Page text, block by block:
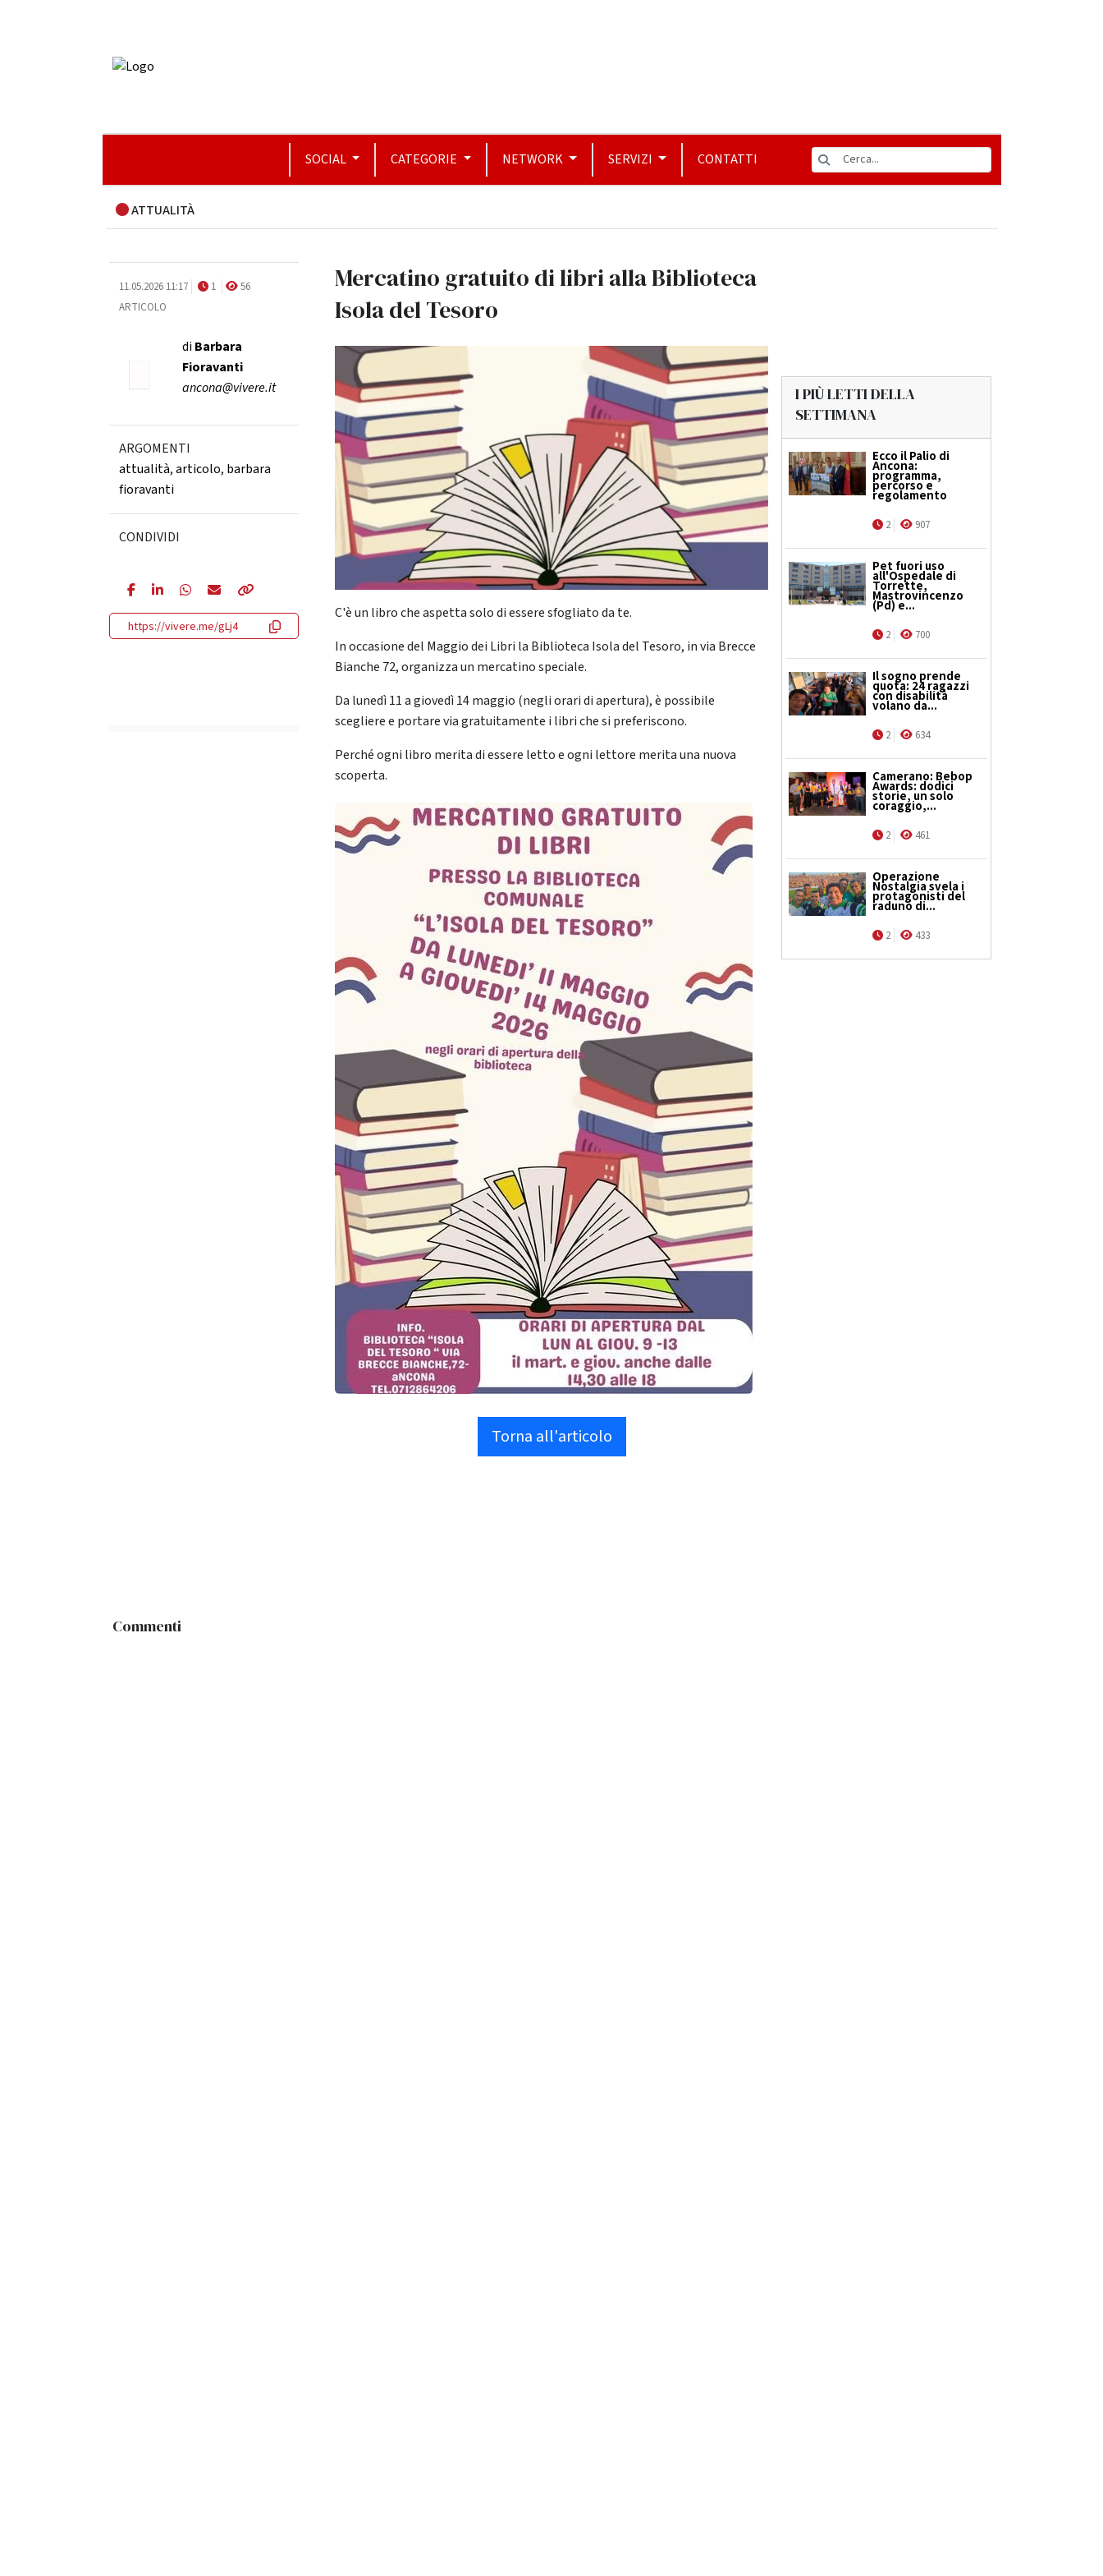
SOCIAL CATEGORIE NETWORK SERVIZI CONTATTI
ATTUALITÀ
11.05.2026 11:17 1
56
ARTICOLO
diBarbara
Fioravanti
ancona@vivere.it
ARGOMENTI
attualità,articolo, barbara
fioravanti
CONDIVIDI
https://vivere.me/gLj4
Mercatino gratuito di libri alla Biblioteca
Isola del Tesoro
C'è un libro che aspetta solo di essere sfogliato da te.
In occasione del Maggio dei Libri la Biblioteca Isola del Tesoro, in via Brecce
Bianche 72, organizza un mercatino speciale.
Da lunedì 11 a giovedì 14 maggio (negli orari di apertura), è possibile
scegliere e portare via gratuitamente i libri che si preferiscono.
Perché ogni libro merita di essere letto e ogni lettore merita una nuova
scoperta.
Torna all'articolo
I PIÙ LETTI DELLA
SETTIMANA
Ecco il Palio di
Ancona:
programma,
percorso e
regolamento
2 907
Pet fuori uso
all'Ospedale di
Torrette,
Mastrovincenzo
(Pd) e...
2 700
Il sogno prende
quota: 24 ragazzi
con disabilità
volano da...
2 634
Camerano: Bebop
Awards: dodici
storie, un solo
coraggio,...
2 461
Operazione
Nostalgia svela i
protagonisti del
raduno di...
2 433
Commenti